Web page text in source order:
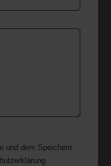
und dem Speichern